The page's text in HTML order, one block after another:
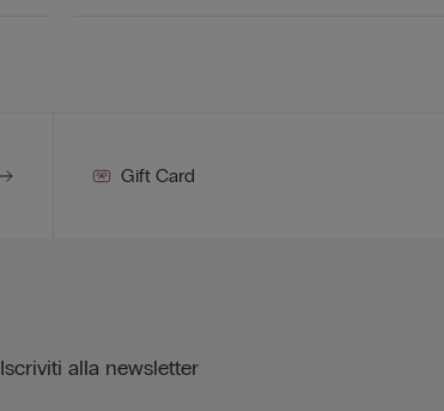
Gift Card
Iscriviti alla newsletter